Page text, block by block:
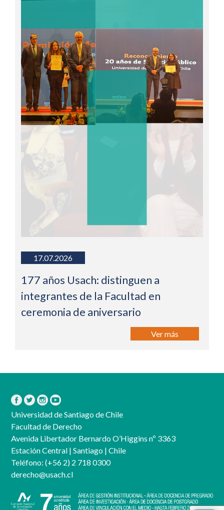
17.07.2026
177 años Usach: distinguen a
integrantes de la Facultad en
ceremonia de aniversario
Ver más
Universidad de Santiago de Chile
Facultad de Derecho
Avenida Libertador Bernardo O’Higgins nº 3363
Estación Central | Santiago | Chile
Teléfono: (+56 2) 2 718 0300
derecho@usach.cl